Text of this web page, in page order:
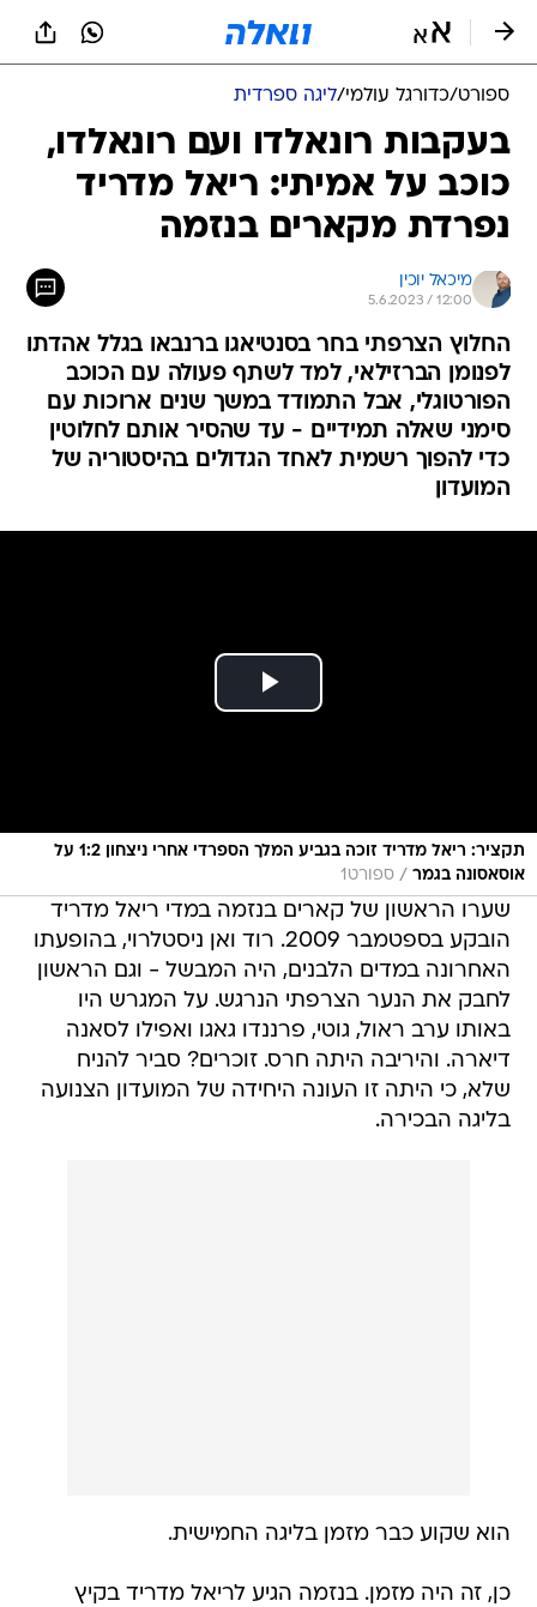
ספורט/כדורגל עולמי/ליגה ספרדית
בעקבות רונאלדו ועם רונאלדו,
כוכב על אמיתי: ריאל מדריד
נפרדת מקארים בנזמה
מיכאל יוכין
5.6.2023 / 12:00
החלוץ הצרפתי בחר בסנטיאגו ברנבאו בגלל אהדתו
לפנומן הברזילאי, למד לשתף פעולה עם הכוכב
הפורטוגלי, אבל התמודד במשך שנים ארוכות עם
סימני שאלה תמידיים - עד שהסיר אותם לחלוטין
כדי להפוך רשמית לאחד הגדולים בהיסטוריה של
המועדון
תקציר: ריאל מדריד זוכה בגביע המלך הספרדי אחרי ניצחון 1:2 על
אוסאסונה בגמר / ספורט1
שערו הראשון של קארים בנזמה במדי ריאל מדריד
הובקע בספטמבר 2009. רוד ואן ניסטלרוי, בהופעתו
האחרונה במדים הלבנים, היה המבשל - וגם הראשון
לחבק את הנער הצרפתי הנרגש. על המגרש היו
באותו ערב ראול, גוטי, פרננדו גאגו ואפילו לסאנה
דיארה. והיריבה היתה חרס. זוכרים? סביר להניח
שלא, כי היתה זו העונה היחידה של המועדון הצנועה
בליגה הבכירה.
הוא שקוע כבר מזמן בליגה החמישית.
כן, זה היה מזמן. בנזמה הגיע לריאל מדריד בקיץ